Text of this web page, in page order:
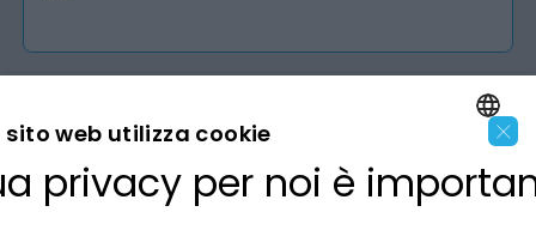
LA BANCA ENGLISH
×
sito web utilizza cookie
privacy per noi è